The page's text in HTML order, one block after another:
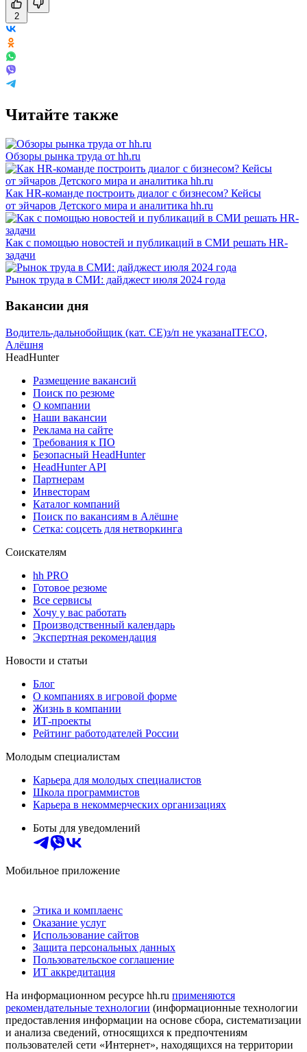
2
Читайте также
Обзоры рынка труда от hh.ru
Как HR-команде построить диалог с бизнесом? Кейсы
от эйчаров Детского мира и аналитика hh.ru
Как с помощью новостей и публикаций в СМИ решать HR-
задачи
Рынок труда в СМИ: дайджест июля 2024 года
Вакансии дня
Водитель-дальнобойщик (кат. CE)з/п не указанаITECO,
Алёшня
HeadHunter
Размещение вакансий
Поиск по резюме
О компании
Наши вакансии
Реклама на сайте
Требования к ПО
Безопасный HeadHunter
HeadHunter API
Партнерам
Инвесторам
Каталог компаний
Поиск по вакансиям в Алёшне
Сетка: соцсеть для нетворкинга
Соискателям
hh PRO
Готовое резюме
Все сервисы
Хочу у вас работать
Производственный календарь
Экспертная рекомендация
Новости и статьи
Блог
О компаниях в игровой форме
Жизнь в компании
ИТ-проекты
Рейтинг работодателей России
Молодым специалистам
Карьера для молодых специалистов
Школа программистов
Карьера в некоммерческих организациях
Боты для уведомлений
Мобильное приложение
Этика и комплаенс
Оказание услуг
Использование сайтов
Защита персональных данных
Пользовательское соглашение
ИТ аккредитация
На информационном ресурсе hh.ru применяются
рекомендательные технологии (информационные технологии
предоставления информации на основе сбора, систематизации
и анализа сведений, относящихся к предпочтениям
пользователей сети «Интернет», находящихся на территории